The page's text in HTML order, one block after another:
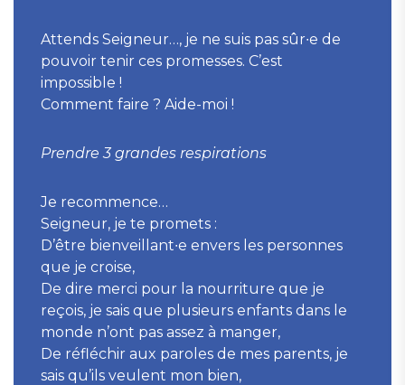
Attends Seigneur…, je ne suis pas sûr∙e de
pouvoir tenir ces promesses. C’est
impossible !
Comment faire ? Aide-moi !
Prendre 3 grandes respirations
Je recommence…
Seigneur, je te promets :
D’être bienveillant∙e envers les personnes
que je croise,
De dire merci pour la nourriture que je
reçois, je sais que plusieurs enfants dans le
monde n’ont pas assez à manger,
De réfléchir aux paroles de mes parents, je
sais qu’ils veulent mon bien,